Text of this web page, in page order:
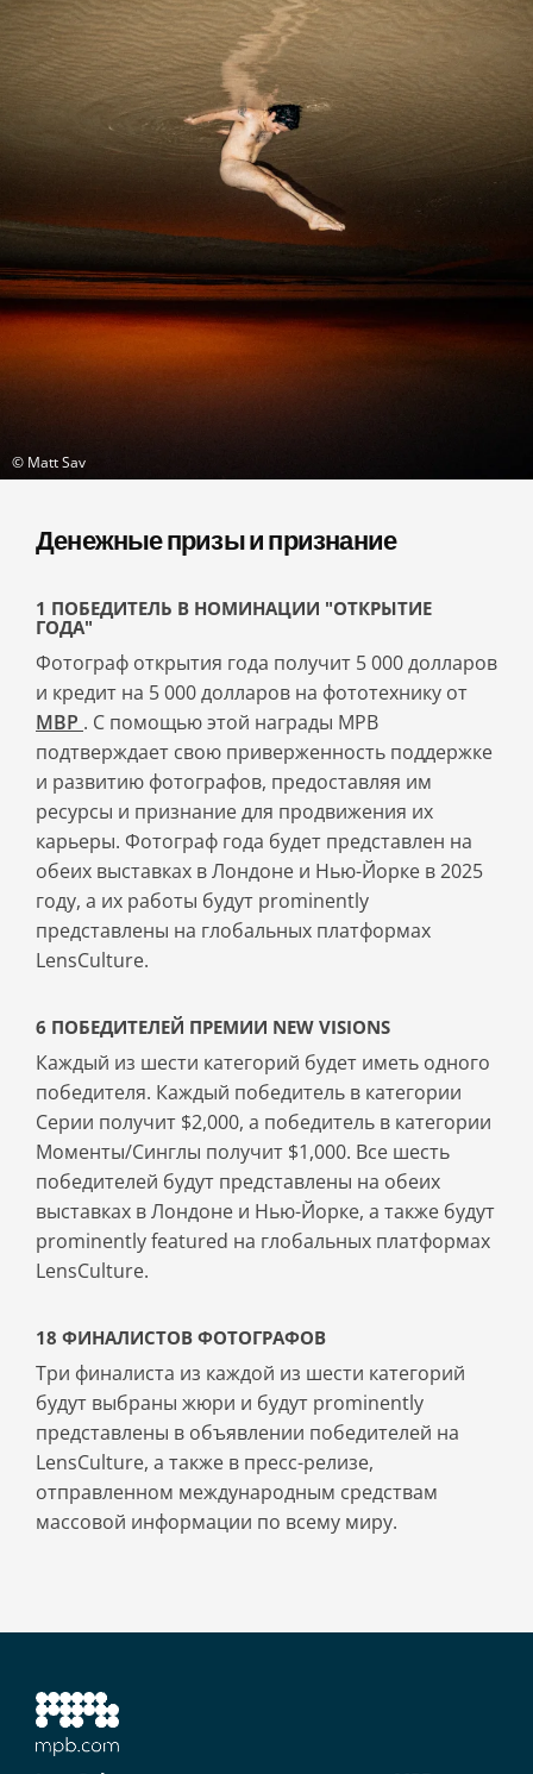
© Matt Sav
Денежные призы и признание
1 ПОБЕДИТЕЛЬ В НОМИНАЦИИ "ОТКРЫТИЕ
ГОДА"
Фотограф открытия года получит 5 000 долларов
и кредит на 5 000 долларов на фототехнику от
MBP . С помощью этой награды MPB
подтверждает свою приверженность поддержке
и развитию фотографов, предоставляя им
ресурсы и признание для продвижения их
карьеры. Фотограф года будет представлен на
обеих выставках в Лондоне и Нью-Йорке в 2025
году, а их работы будут prominently
представлены на глобальных платформах
LensCulture.
6 ПОБЕДИТЕЛЕЙ ПРЕМИИ NEW VISIONS
Каждый из шести категорий будет иметь одного
победителя. Каждый победитель в категории
Серии получит $2,000, а победитель в категории
Моменты/Синглы получит $1,000. Все шесть
победителей будут представлены на обеих
выставках в Лондоне и Нью-Йорке, а также будут
prominently featured на глобальных платформах
LensCulture.
18 ФИНАЛИСТОВ ФОТОГРАФОВ
Три финалиста из каждой из шести категорий
будут выбраны жюри и будут prominently
представлены в объявлении победителей на
LensCulture, а также в пресс-релизе,
отправленном международным средствам
массовой информации по всему миру.